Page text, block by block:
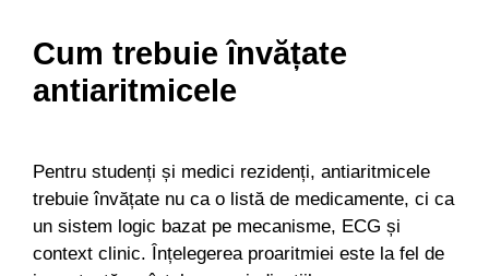
Cum trebuie învățate
antiaritmicele
Pentru studenți și medici rezidenți, antiaritmicele
trebuie învățate nu ca o listă de medicamente, ci ca
un sistem logic bazat pe mecanisme, ECG și
context clinic. Înțelegerea proaritmiei este la fel de